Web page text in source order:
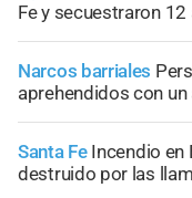
Fe y secuestraron
Narcos barriales
aprehendidos con
Santa Fe Incendio en
destruido por las